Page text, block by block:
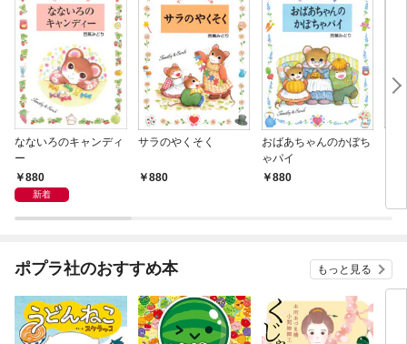
なないろのキャンディ
ー
880
新着
サラのやくそく
880
おばあちゃんのかぼち
ゃパイ
880
ポプラ社のおすすめ本 もっと見る